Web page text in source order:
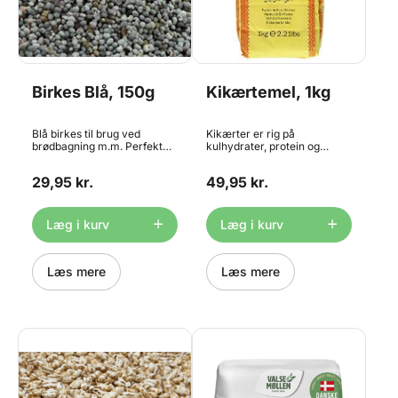
Birkes Blå, 150g
Blå birkes til brug ved
brødbagning m.m. Perfekt
Blå birkes er lidt kraftigere i
29,95 kr.
Læg i kurv
Læs mere
Kikærtemel, 1kg
Kikærter er rig på
kulhydrater, protein og
almindelig hvidt hvedemel i
pizzabunde, vafler,
pandekager og meget andet.
Da kikærte mel ikke
indeholder gluten, er dette
endnu en fordel fremfor
hvedemel. Indeholder 1kg
49,95 kr.
Læg i kurv
Læs mere